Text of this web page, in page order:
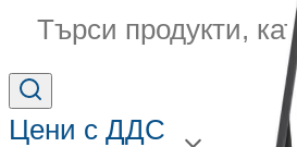
Търси продукти, категории...
Цени с ДДС